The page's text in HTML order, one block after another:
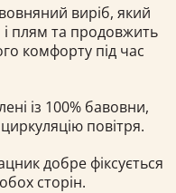
виріб, який
плям та продовжить
комфорту під час
із 100% бавовни,
повітря.
добре фіксується
сторін.